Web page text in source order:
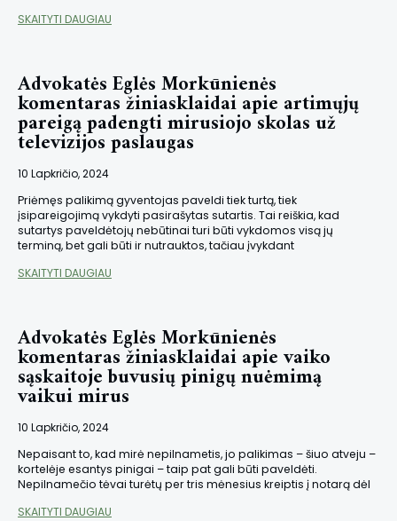
SKAITYTI DAUGIAU
Advokatės Eglės Morkūnienės
komentaras žiniasklaidai apie artimųjų
pareigą padengti mirusiojo skolas už
televizijos paslaugas
10 Lapkričio, 2024
Priėmęs palikimą gyventojas paveldi tiek turtą, tiek
įsipareigojimą vykdyti pasirašytas sutartis. Tai reiškia, kad
sutartys paveldėtojų nebūtinai turi būti vykdomos visą jų
terminą, bet gali būti ir nutrauktos, tačiau įvykdant
SKAITYTI DAUGIAU
Advokatės Eglės Morkūnienės
komentaras žiniasklaidai apie vaiko
sąskaitoje buvusių pinigų nuėmimą
vaikui mirus
10 Lapkričio, 2024
Nepaisant to, kad mirė nepilnametis, jo palikimas – šiuo atveju –
kortelėje esantys pinigai – taip pat gali būti paveldėti.
Nepilnamečio tėvai turėtų per tris mėnesius kreiptis į notarą dėl
SKAITYTI DAUGIAU